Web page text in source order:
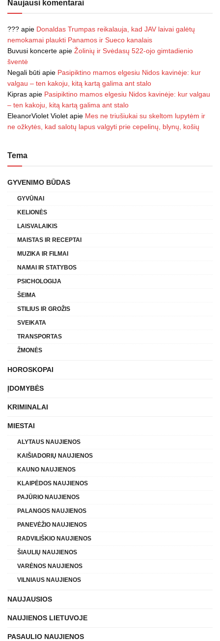
Naujausi komentarai
??? apie Donaldas Trumpas reikalauja, kad JAV laivai galėtų
nemokamai plaukti Panamos ir Sueco kanalais
Buvusi koncerte apie Žolinių ir Svėdasų 522-ojo gimtadienio
šventė
Negali būti apie Pasipiktino mamos elgesiu Nidos kavinėje: kur
valgau – ten kakoju, kitą kartą galima ant stalo
Kipras apie Pasipiktino mamos elgesiu Nidos kavinėje: kur valgau
– ten kakoju, kitą kartą galima ant stalo
EleanorViolet Violet apie Mes ne triušiukai su skeltom lupytėm ir
ne ožkytės, kad salotų lapus valgyti prie cepelinų, blynų, košių
Tema
GYVENIMO BŪDAS
GYVŪNAI
KELIONĖS
LAISVALAIKIS
MAISTAS IR RECEPTAI
MUZIKA IR FILMAI
NAMAI IR STATYBOS
PSICHOLOGIJA
ŠEIMA
STILIUS IR GROŽIS
SVEIKATA
TRANSPORTAS
ŽMONĖS
HOROSKOPAI
ĮDOMYBĖS
KRIMINALAI
MIESTAI
ALYTAUS NAUJIENOS
KAIŠIADORIŲ NAUJIENOS
KAUNO NAUJIENOS
KLAIPĖDOS NAUJIENOS
PAJŪRIO NAUJIENOS
PALANGOS NAUJIENOS
PANEVĖŽIO NAUJIENOS
RADVILIŠKIO NAUJIENOS
ŠIAULIŲ NAUJIENOS
VARĖNOS NAUJIENOS
VILNIAUS NAUJIENOS
NAUJAUSIOS
NAUJIENOS LIETUVOJE
PASAULIO NAUJIENOS